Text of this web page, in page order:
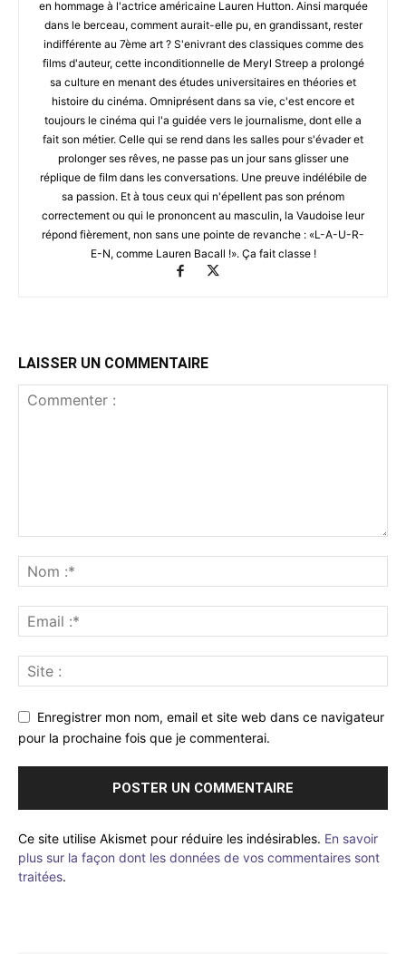
en hommage à l'actrice américaine Lauren Hutton. Ainsi marquée
dans le berceau, comment aurait-elle pu, en grandissant, rester
indifférente au 7ème art ? S'enivrant des classiques comme des
films d'auteur, cette inconditionnelle de Meryl Streep a prolongé
sa culture en menant des études universitaires en théories et
histoire du cinéma. Omniprésent dans sa vie, c'est encore et
toujours le cinéma qui l'a guidée vers le journalisme, dont elle a
fait son métier. Celle qui se rend dans les salles pour s'évader et
prolonger ses rêves, ne passe pas un jour sans glisser une
réplique de film dans les conversations. Une preuve indélébile de
sa passion. Et à tous ceux qui n'épellent pas son prénom
correctement ou qui le prononcent au masculin, la Vaudoise leur
répond fièrement, non sans une pointe de revanche : «L-A-U-R-
E-N, comme Lauren Bacall !». Ça fait classe !
LAISSER UN COMMENTAIRE
Enregistrer mon nom, email et site web dans ce navigateur
pour la prochaine fois que je commenterai.
Ce site utilise Akismet pour réduire les indésirables. En savoir
plus sur la façon dont les données de vos commentaires sont
traitées.